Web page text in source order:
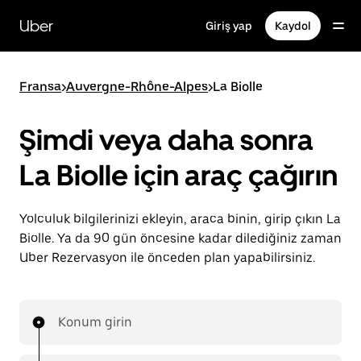
içeriğe
gidinUber Giriş yap Kaydol
Fransa>Auvergne-Rhône-Alpes>La Biolle
Şimdi veya daha sonra
La Biolle için araç çağırın
Yolculuk bilgilerinizi ekleyin, araca binin, girip çıkın La
Biolle. Ya da 90 gün öncesine kadar dilediğiniz zaman
Uber Rezervasyon ile önceden plan yapabilirsiniz.
Konum girin